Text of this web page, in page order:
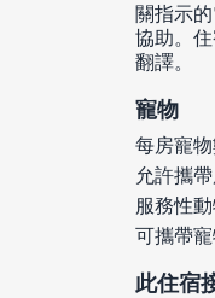
關指示
協助。
翻譯。
寵物
每房寵
允許攜
服務性
可攜帶
此住宿